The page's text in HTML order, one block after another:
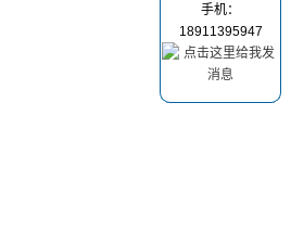
手机：
18911395947